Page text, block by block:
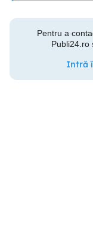
Pentru a
Publi24.ro
Intră